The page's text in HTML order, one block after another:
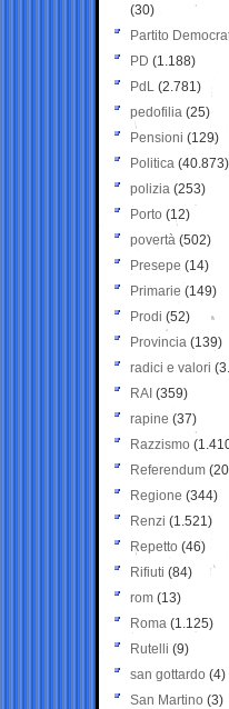
(30)
Partito
PD (1.188)
PdL (2.781)
pedofilia (25)
Pensioni (129)
Politica (40.873)
polizia (253)
Porto (12)
povertà (502)
Presepe (14)
Primarie (149)
Prodi (52)
Provincia (139)
radici e valori
RAI (359)
rapine (37)
Razzismo
Referendum
Regione (344)
Renzi (1.521)
Repetto (46)
Rifiuti (84)
rom (13)
Roma (1.125)
Rutelli (9)
san gottardo (4)
San Martino (3)